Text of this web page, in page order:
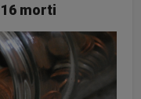
morti